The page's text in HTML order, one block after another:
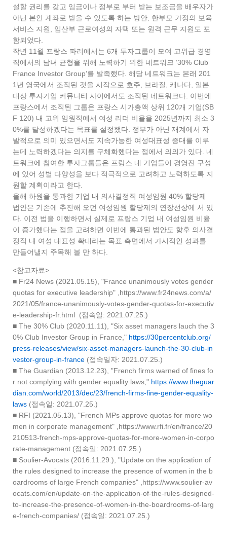
설할 권리를 갖고 임금이나 정부로 부터 받는 보조금을 배우자가
아닌 본인 계좌로 받을 수 있도록 하는 방안, 한부모 가정의 보육
서비스 지원, 임산부 근로여성의 자택 또는 원격 근무 지원도 포
함되었다.
작년 11월 프랑스 파리에서는 6개 투자그룹이 모여 고위급 경영
직에서의 남녀 균형을 위해 노력하기 위한 네트워크 ‘30% Club
France Investor Group’를 발족했다. 해당 네트워크는 본래 201
1년 영국에서 조직된 것을 시작으로 호주, 브라질, 캐나다, 일본
대상 투자기업 커뮤니티 사이에서도 조직된 네트워크다. 이번에
프랑스에서 조직된 그룹은 프랑스 시가총액 상위 120개 기업(SB
F 120) 내 고위 임원직에서 여성 리더 비율을 2025년까지 최소 3
0%를 달성하겠다는 목표를 설정했다. 정부가 아닌 재계에서 자
발적으로 의미 있으면서도 지속가능한 여성대표성 증대를 이루
는데 노력하겠다는 의지를 구체화했다는 점에서 의의가 있다. 네
트워크에 참여한 투자그룹들은 프랑스 내 기업들이 경영진 구성
에 있어 성별 다양성을 보다 적극적으로 고려하고 노력하도록 지
원할 계획이라고 한다.
올해 하원을 통과한 기업 내 의사결정직 여성임원 40% 할당제
법안은 기존에 추진해 오던 여성임원 할당제의 연장선상에 서 있
다. 이전 법을 이행하면서 실제로 프랑스 기업 내 여성임원 비율
이 증가했다는 점을 고려하면 이번에 통과된 법안도 향후 의사결
정직 내 여성 대표성 확대라는 목표 측면에서 가시적인 성과를
만들어낼지 주목해 볼 만 하다.
<참고자료>
■ Fr24 News (2021.05.15), "France unanimously votes gender
quotas for executive leadership" ,https://www.fr24news.com/a/
2021/05/france-unanimously-votes-gender-quotas-for-executiv
e-leadership-fr.html (접속일: 2021.07.25.)
■ The 30% Club (2020.11.11), "Six asset managers lauch the 3
0% Club Investor Group in France," https://30percentclub.org/
press-releases/view/six-asset-managers-launch-the-30-club-in
vestor-group-in-france (접속일자: 2021.07.25.)
■ The Guardian (2013.12.23), "French firms warned of fines fo
r not complying with gender equality laws," https://www.theguar
dian.com/world/2013/dec/23/french-firms-fine-gender-equality-
laws (접속일: 2021.07.25.)
■ RFI (2021.05.13), "French MPs approve quotas for more wo
men in corporate management" ,https://www.rfi.fr/en/france/20
210513-french-mps-approve-quotas-for-more-women-in-corpo
rate-management (접속일: 2021.07.25.)
■ Soulier-Avocats (2016.11.29.), "Update on the application of
the rules designed to increase the presence of women in the b
oardrooms of large French companies" ,https://www.soulier-av
ocats.com/en/update-on-the-application-of-the-rules-designed-
to-increase-the-presence-of-women-in-the-boardrooms-of-larg
e-french-companies/ (접속일: 2021.07.25.)